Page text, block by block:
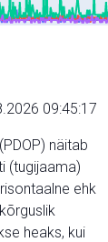
09:45:17
näitab
(tugijaama)
ehk
heaks, kui